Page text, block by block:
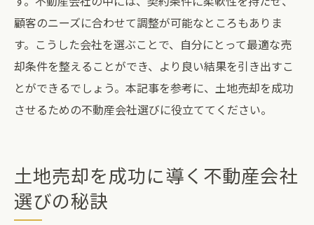
顧客のニーズに合わせて調整が可能なところもありま
す。こうした会社を選ぶことで、自分にとって最適な売
却条件を整えることができ、より良い結果を引き出すこ
とができるでしょう。本記事を参考に、土地売却を成功
させるための不動産会社選びに役立ててください。
土地売却を成功に導く不動産会社
選びの秘訣